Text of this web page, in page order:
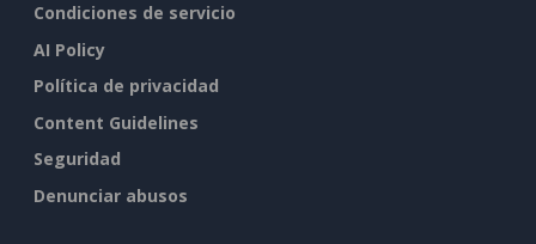
Condiciones de servicio
AI Policy
Política de privacidad
Content Guidelines
Seguridad
Denunciar abusos